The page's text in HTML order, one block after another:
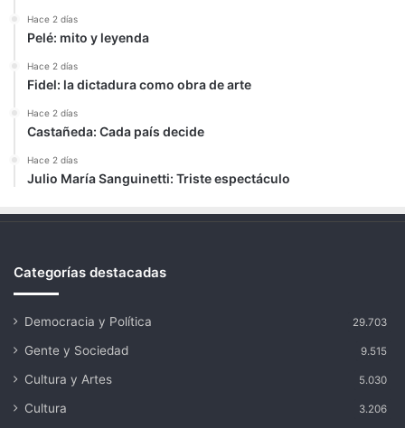
Hace 2 días
Pelé: mito y leyenda
Hace 2 días
Fidel: la dictadura como obra de arte
Hace 2 días
Castañeda: Cada país decide
Hace 2 días
Julio María Sanguinetti: Triste espectáculo
Categorías destacadas
Democracia y Política 29.703
Gente y Sociedad 9.515
Cultura y Artes 5.030
Cultura 3.206